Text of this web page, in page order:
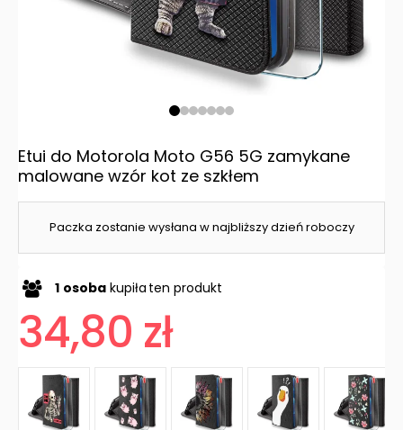
Paczka zostanie wysłana w najbliższy dzień roboczy
Etui do Motorola Moto G56 5G zamykane
malowane wzór kot ze szkłem
1 osoba kupiła ten produkt
34,80 zł